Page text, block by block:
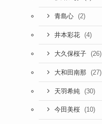
青島心 (2)
井本彩花 (4)
大久保桜子 (26)
大和田南那 (27)
天羽希純 (30)
今田美桜 (10)